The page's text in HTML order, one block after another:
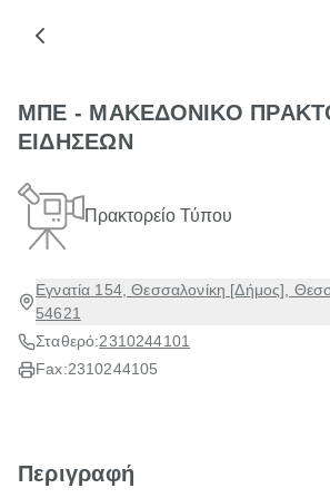
ΜΠΕ - ΜΑΚΕΔΟΝΙΚΟ
ΕΙΔΗΣΕΩΝ
Πρακτορείο Τύπου
Εγνατία 154, Θεσσαλονίκη [Δήμος],
54621
Σταθερό:2310244101
Fax:2310244105
Περιγραφή